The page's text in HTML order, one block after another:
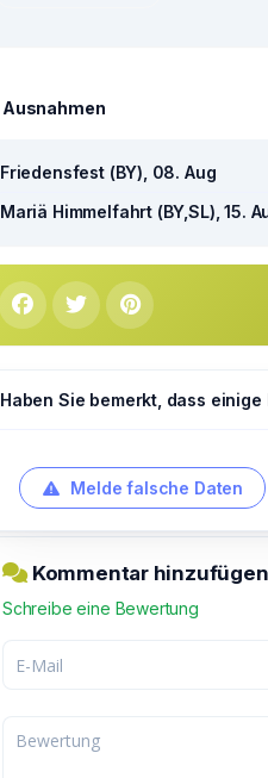
Ausnahmen
Friedensfest (BY), 08. Aug
Mariä Himmelfahrt (BY,SL), 15.
Haben Sie bemerkt, dass
Melde falsche Daten
Kommentar hinzufügen
Schreibe eine Bewertung